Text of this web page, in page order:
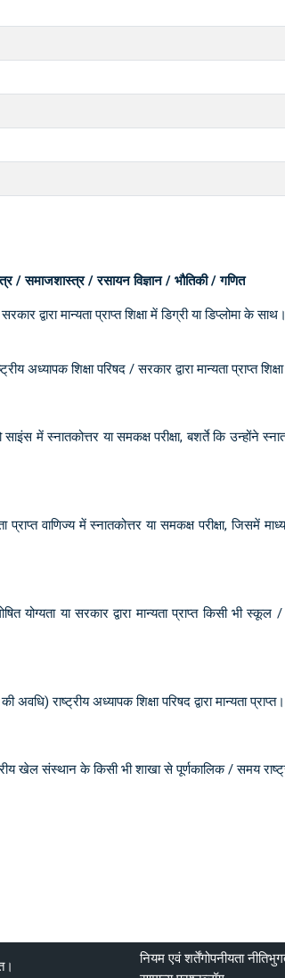
/ समाजशास्त्र / रसायन विज्ञान / भौतिकी / गणित
द्वारा मान्यता प्राप्त शिक्षा में डिग्री या डिप्लोमा के
अध्यापक शिक्षा परिषद / सरकार द्वारा मान्यता प्राप्त
में स्नातकोत्तर या समकक्ष परीक्षा, बशर्ते कि उन्होंने
प्राप्त वाणिज्य में स्नातकोत्तर या समकक्ष परीक्षा, जिसमें
योग्यता या सरकार द्वारा मान्यता प्राप्त
अवधि) राष्ट्रीय अध्यापक शिक्षा परिषद द्वारा मान्यता
राष्ट्रीय खेल संस्थान के किसी भी शाखा से पूर्णकालिक /
नियम एवं शर्तेंगोपनीयता नीति